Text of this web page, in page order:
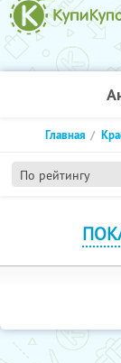
По рейтингу
Главная